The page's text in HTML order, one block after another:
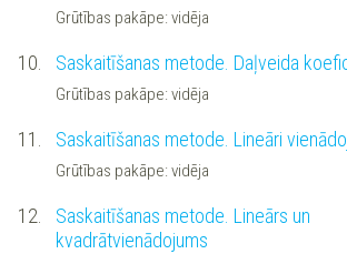
Grūtības pakāpe: vidēja
10. Saskaitīšanas metode. Daļveida
Grūtības pakāpe: vidēja
11. Saskaitīšanas metode. Lineāri
Grūtības pakāpe: vidēja
12.
Saskaitīšanas metode. Lineārs un
kvadrātvienādojums